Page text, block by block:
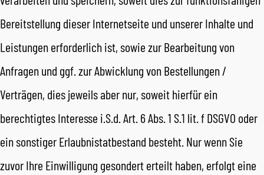
Bereitstellung dieser Internetseite und unserer Inhalte und
Leistungen erforderlich ist, sowie zur Bearbeitung von
Anfragen und ggf. zur Abwicklung von Bestellungen /
Verträgen, dies jeweils aber nur, soweit hierfür ein
berechtigtes Interesse i.S.d. Art. 6 Abs. 1 S.1 lit. f DSGVO oder
ein sonstiger Erlaubnistatbestand besteht. Nur wenn Sie
zuvor Ihre Einwilligung gesondert erteilt haben, erfolgt eine